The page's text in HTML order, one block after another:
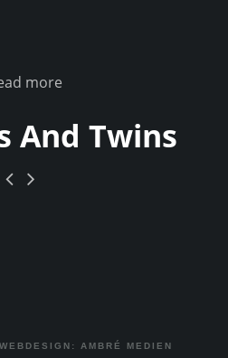
more
And Twins
WEBDESIGN: AMBRÉ MEDIEN